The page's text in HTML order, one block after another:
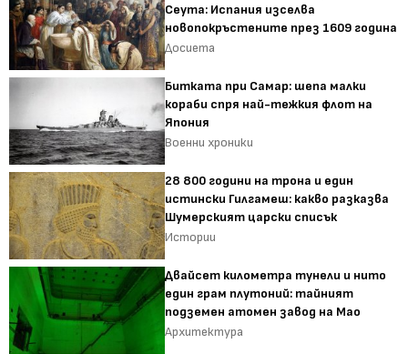
Сеута: Испания изселва
новопокръстените през 1609 година
Досиета
Битката при Самар: шепа малки
кораби спря най-тежкия флот на
Япония
Военни хроники
28 800 години на трона и един
истински Гилгамеш: какво разказва
Шумерският царски списък
Истории
Двайсет километра тунели и нито
един грам плутоний: тайният
подземен атомен завод на Мао
Архитектура